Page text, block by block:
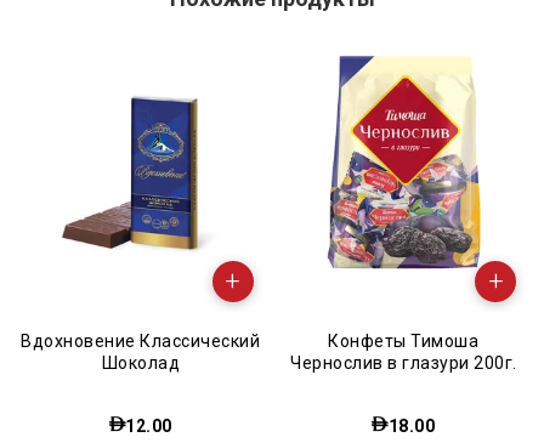
+
Вдохновение Классический
Шоколад
12.00
+
Конфеты Тимоша
Чернослив в глазури 200г.
18.00